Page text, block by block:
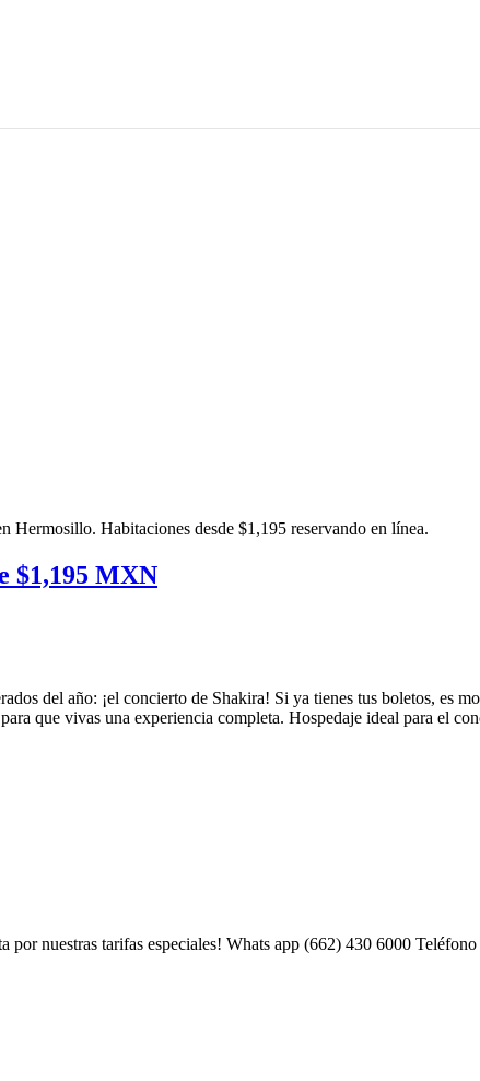
$1,195 MXN
del año: ¡el concierto de Shakira! Si ya tienes tus boletos, es
que vivas una experiencia completa. Hospedaje ideal para el
por nuestras tarifas especiales! Whats app (662) 430 6000